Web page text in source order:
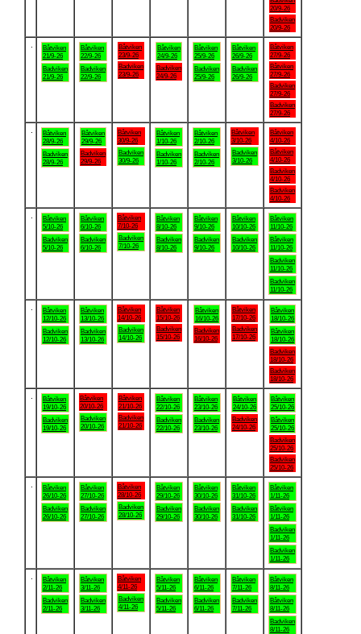
20/9-26
Badviken
20/9-26
Båtviken
21/9-26
Badviken
21/9-26
Båtviken
22/9-26
Badviken
22/9-26
Båtviken
23/9-26
Badviken
23/9-26
Båtviken
24/9-26
Badviken
24/9-26
Båtviken
25/9-26
Badviken
25/9-26
Båtviken
26/9-26
Badviken
26/9-26
Båtviken
27/9-26
Båtviken
27/9-26
Badviken
27/9-26
Badviken
27/9-26
Båtviken
28/9-26
Badviken
28/9-26
Båtviken
29/9-26
Badviken
29/9-26
Båtviken
30/9-26
Badviken
30/9-26
Båtviken
1/10-26
Badviken
1/10-26
Båtviken
2/10-26
Badviken
2/10-26
Båtviken
3/10-26
Badviken
3/10-26
Båtviken
4/10-26
Båtviken
4/10-26
Badviken
4/10-26
Badviken
4/10-26
Båtviken
5/10-26
Badviken
5/10-26
Båtviken
6/10-26
Badviken
6/10-26
Båtviken
7/10-26
Badviken
7/10-26
Båtviken
8/10-26
Badviken
8/10-26
Båtviken
9/10-26
Badviken
9/10-26
Båtviken
10/10-26
Badviken
10/10-26
Båtviken
11/10-26
Båtviken
11/10-26
Badviken
11/10-26
Badviken
11/10-26
Båtviken
12/10-26
Badviken
12/10-26
Båtviken
13/10-26
Badviken
13/10-26
Båtviken
14/10-26
Badviken
14/10-26
Båtviken
15/10-26
Badviken
15/10-26
Båtviken
16/10-26
Badviken
16/10-26
Båtviken
17/10-26
Badviken
17/10-26
Båtviken
18/10-26
Båtviken
18/10-26
Badviken
18/10-26
Badviken
18/10-26
Båtviken
19/10-26
Badviken
19/10-26
Båtviken
20/10-26
Badviken
20/10-26
Båtviken
21/10-26
Badviken
21/10-26
Båtviken
22/10-26
Badviken
22/10-26
Båtviken
23/10-26
Badviken
23/10-26
Båtviken
24/10-26
Badviken
24/10-26
Båtviken
25/10-26
Båtviken
25/10-26
Badviken
25/10-26
Badviken
25/10-26
Båtviken
26/10-26
Badviken
26/10-26
Båtviken
27/10-26
Badviken
27/10-26
Båtviken
28/10-26
Badviken
28/10-26
Båtviken
29/10-26
Badviken
29/10-26
Båtviken
30/10-26
Badviken
30/10-26
Båtviken
31/10-26
Badviken
31/10-26
Båtviken
1/11-26
Båtviken
1/11-26
Badviken
1/11-26
Badviken
1/11-26
Båtviken
2/11-26
Badviken
2/11-26
Båtviken
3/11-26
Badviken
3/11-26
Båtviken
4/11-26
Badviken
4/11-26
Båtviken
5/11-26
Badviken
5/11-26
Båtviken
6/11-26
Badviken
6/11-26
Båtviken
7/11-26
Badviken
7/11-26
Båtviken
8/11-26
Båtviken
8/11-26
Badviken
8/11-26